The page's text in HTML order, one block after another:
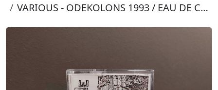
VARIOUS - ODEKOLONS 1993 / EAU DE COLOGNE 1993